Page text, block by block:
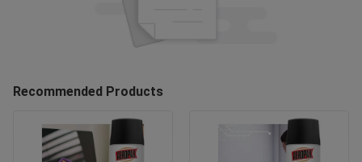
Recommended Products